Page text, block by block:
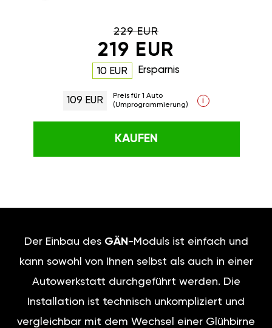
229 EUR
219 EUR
10 EUR Ersparnis
109 EUR
Preis für 1 Auto
(Umprogrammierung)
i
KAUFEN
Der Einbau des GÄN -Moduls ist einfach und
kann sowohl von Ihnen selbst als auch in einer
Autowerkstatt durchgeführt werden. Die
Installation ist technisch unkompliziert und
vergleichbar mit dem Wechsel einer Glühbirne